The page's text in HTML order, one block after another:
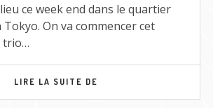
ce week end dans le quartier
Tokyo. On va commencer cet
trio…
LIRE LA SUITE DE